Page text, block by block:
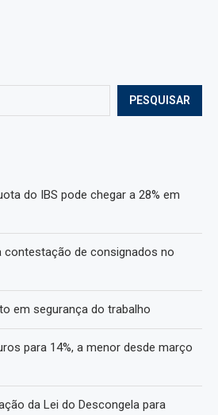
PESQUISAR
do IBS pode chegar a 28% em
contestação de consignados no
em segurança do trabalho
para 14%, a menor desde março
da Lei do Descongela para